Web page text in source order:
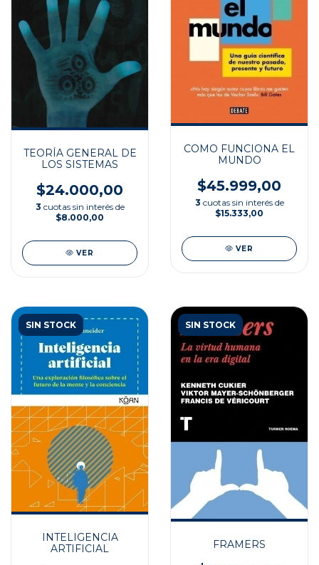
TEORÍA GENERAL DE
LOS SISTEMAS
$24.000,00
3 cuotas sin interés de
$8.000,00
VER
COMO FUNCIONA EL
MUNDO
$45.999,00
3 cuotas sin interés de
$15.333,00
VER
SIN STOCK
INTELIGENCIA
ARTIFICIAL
SIN STOCK
FRAMERS